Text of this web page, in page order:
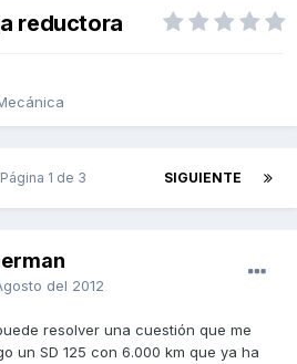
reductora
SIGUIENTE
Página 1 de 3
del 2012
resolver una cuestión que me
un SD 125 con 6.000 km que ya ha